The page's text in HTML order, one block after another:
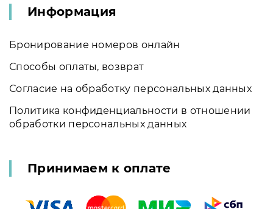
Информация
Бронирование номеров онлайн
Способы оплаты, возврат
Согласие на обработку персональных данных
Политика конфиденциальности в отношении
обработки персональных данных
Принимаем к оплате